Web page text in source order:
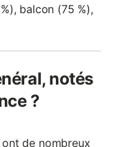
balcon (75 %),
notés
?
de nombreux